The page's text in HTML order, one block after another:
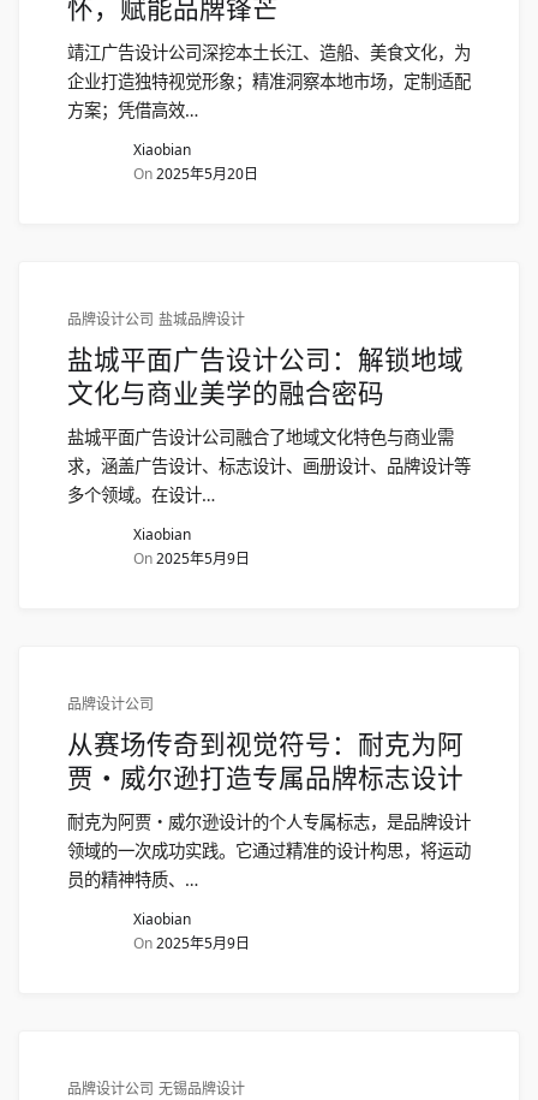
怀，赋能品牌锋芒
靖江广告设计公司深挖本土长江、造船、美食文化，为
企业打造独特视觉形象；精准洞察本地市场，定制适配
方案；凭借高效…
Xiaobian
On2025年5月20日
品牌设计公司 盐城品牌设计
盐城平面广告设计公司：解锁地域
文化与商业美学的融合密码
盐城平面广告设计公司融合了地域文化特色与商业需
求，涵盖广告设计、标志设计、画册设计、品牌设计等
多个领域。在设计…
Xiaobian
On2025年5月9日
品牌设计公司
从赛场传奇到视觉符号：耐克为阿
贾・威尔逊打造专属品牌标志设计
耐克为阿贾・威尔逊设计的个人专属标志，是品牌设计
领域的一次成功实践。它通过精准的设计构思，将运动
员的精神特质、…
Xiaobian
On2025年5月9日
品牌设计公司 无锡品牌设计